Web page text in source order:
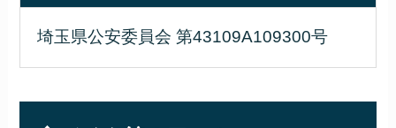
埼玉県公安委員会 第43109A109300号